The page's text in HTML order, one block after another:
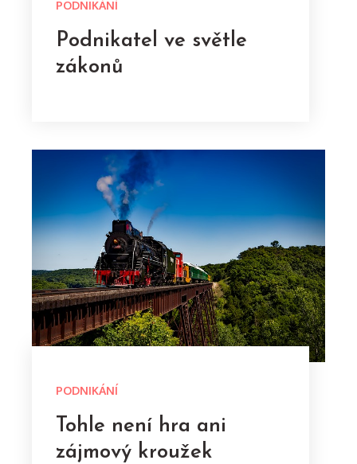
PODNIKÁNÍ
Podnikatel ve světle
zákonů
PODNIKÁNÍ
Tohle není hra ani
zájmový kroužek